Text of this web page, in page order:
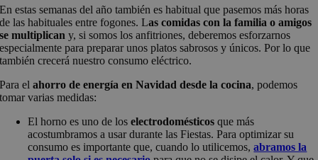
En estas semanas del año también es habitual que pasemos más horas
de las habituales entre fogones. Las comidas con la familia o amigos
se multiplican y, si somos los anfitriones, deberemos esforzarnos
especialmente para preparar unos platos sabrosos y únicos. Por lo que
también crecerá nuestro consumo eléctrico.
Para elahorro de energía en Navidad desde la cocina, podemos
tomar varias medidas:
El horno es uno de loselectrodomésticos que más
acostumbramos a usar durante las Fiestas. Para optimizar su
consumo es importante que, cuando lo utilicemos,abramos la